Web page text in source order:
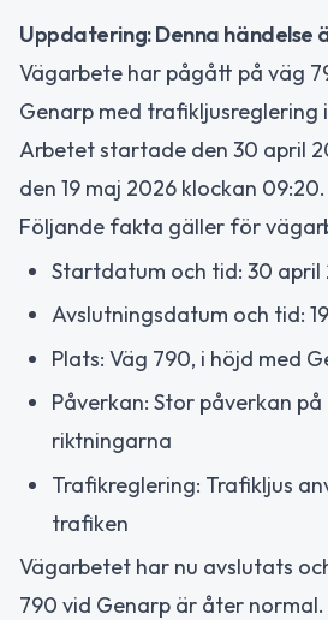
Uppdatering: Denna händelse
Vägarbete har pågått på väg
Genarp med trafikljusreglering
Arbetet startade den 30 april
den 19 maj 2026 klockan 09:20.
Följande fakta gäller för
Startdatum och tid: 30 april
Avslutningsdatum och tid:
Plats: Väg 790, i höjd med
Påverkan: Stor påverkan
riktningarna
Trafikreglering: Trafikljus
trafiken
Vägarbetet har nu avslutats
790 vid Genarp är åter normal.